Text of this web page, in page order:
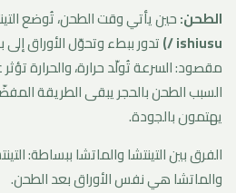
الطحن:حين يأتي وقت الطحن، تُوضع
/ ishiusu) تدور ببطء وتحوّل الأوراق
مقصود: السرعة تُولّد حرارة، والحرارة
السبب الطحن بالحجر يبقى الطريقة
يهتمون بالجودة.
الفرق بين التينتشا والماتشا ببساطة:
والماتشا هي نفس الأوراق بعد الطحن.